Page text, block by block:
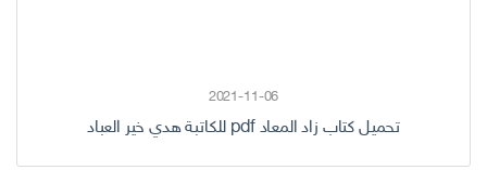
2021-11-06
تحميل كتاب زاد المعاد pdf للكاتبة هدي خير العباد